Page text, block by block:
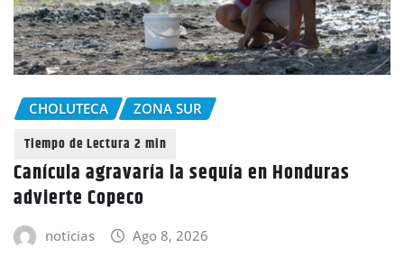
CHOLUTECA ZONA SUR
Canícula agravaría la sequía en Honduras
advierte Copeco
noticias Ago 8, 2026